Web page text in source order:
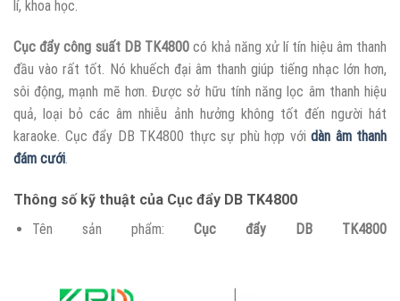
lí, khoa học.
Cục đẩy công suất DB TK4800 có khả năng xử lí tín hiệu âm thanh
đầu vào rất tốt. Nó khuếch đại âm thanh giúp tiếng nhạc lớn hơn,
sôi động, mạnh mẽ hơn. Được sở hữu tính năng lọc âm thanh hiệu
quả, loại bỏ các âm nhiễu ảnh hưởng không tốt đến người hát
karaoke. Cục đẩy DB TK4800 thực sự phù hợp với dàn âm thanh
đám cưới.
Thông số kỹ thuật của Cục đẩy DB TK4800
Tên sản phẩm: Cục đẩy DB TK4800